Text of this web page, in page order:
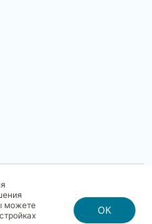
конфиденциальности
учреждений
Карта сайта
передачу персональных данных
cookies
можете
ОК